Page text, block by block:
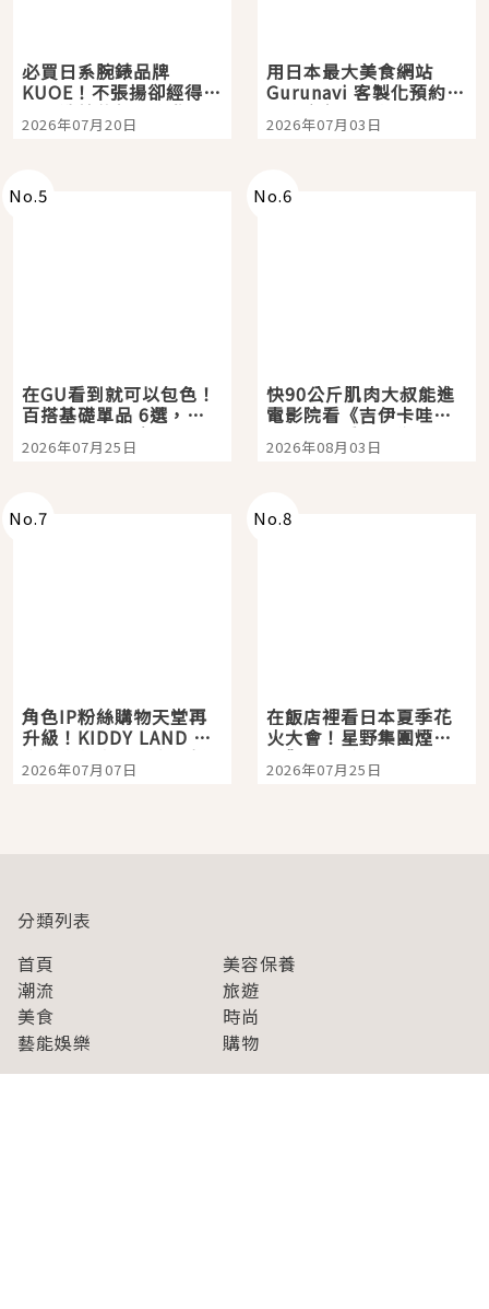
必買日系腕錶品牌
KUOE！不張揚卻經得起
時間洗鍊的經典之作五
選
2026年07月20日
用日本最大美食網站
Gurunavi 客製化預約九
大都市餐廳，打造專屬
美食體驗！
2026年07月03日
No.5
在GU看到就可以包色！
百搭基礎單品 6選，閉
眼全收也不心疼
2026年07月25日
No.6
快90公斤肌肉大叔能進
電影院看《吉伊卡哇》
嗎？日本重金屬樂團
「打首」會長與nagano
2026年08月03日
No.7
角色IP粉絲購物天堂再
升級！KIDDY LAND 原
宿店吉伊卡哇迎客，新
開幕 OMOKADO 店3分
2026年07月07日
No.8
在飯店裡看日本夏季花
火大會！星野集團煙火
景觀飯店6選，讓你不用
人擠人悠閒欣賞
2026年07月25日
分類列表
首頁
美容保養
潮流
旅遊
美食
時尚
藝能娛樂
購物